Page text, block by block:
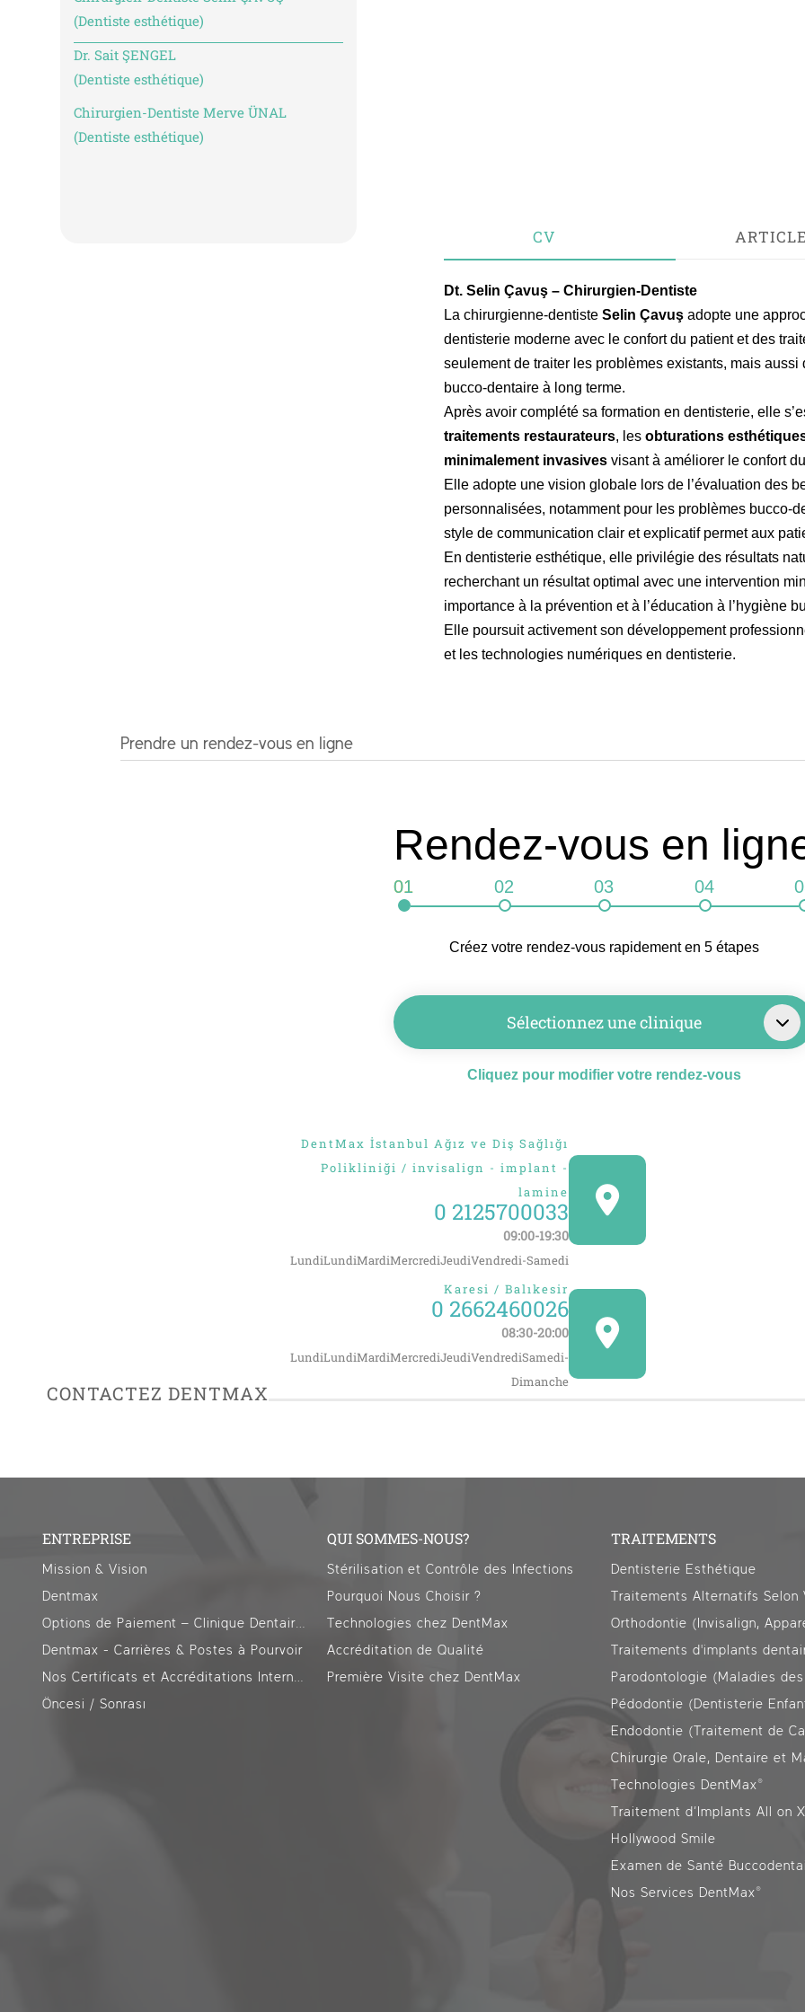
CRÉER UN RENDEZ-VOUS EN LIGNE
Voir votre
l'utilisateur
(Dentiste esthétique)
Dr. Sait ŞENGEL
(Dentiste esthétique)
Chirurgien-Dentiste Merve ÜNAL
(Dentiste esthétique)
CV
Dt. Selin Çavuş – Chirurgien-Dentiste
La chirurgienne-dentiste Selin Çavuşadopte une
dentisterie moderne avec le confort du patient et des
seulement de traiter les problèmes existants, mais
bucco-dentaire à long terme.
Après avoir complété sa formation en dentisterie, elle
traitements restaurateurs, les obturations
minimalement invasivesvisant à améliorer le confort
Elle adopte une vision globale lors de l’évaluation des
personnalisées, notamment pour les problèmes bucco-
style de communication clair et explicatif permet aux
En dentisterie esthétique, elle privilégie des résultats
recherchant un résultat optimal avec une intervention
importance à la prévention et à l’éducation à l’hygiène
Elle poursuit activement son développement
et les technologies numériques en dentisterie.
Prendre un rendez-vous en ligne
Rendez-vous en
01 02 03 04
Créez votre rendez-vous rapidement en 5 étapes
Sélectionnez une clinique
Cliquez pour modifier votre rendez-vous
CONTACTEZ DENTMAX
DentMax İstanbul Ağız ve Diş Sağlığı
Polikliniği / invisalign - implant -
lamine
0 2125700033
09:00-19:30
LundiLundiMardiMercrediJeudiVendredi-Samedi
Karesi / Balıkesir
0 2662460026
08:30-20:00
LundiLundiMardiMercrediJeudiVendrediSamedi-
Dimanche
ENTREPRISE
Mission & Vision
Dentmax
Options de Paiement – Clinique Dentaire DentMax Istanbul
Dentmax - Carrières & Postes à Pourvoir
Nos Certificats et Accréditations Internationales
Öncesi / Sonrası
QUI SOMMES-NOUS?
Stérilisation et Contrôle des Infections
Pourquoi Nous Choisir ?
Technologies chez DentMax
Accréditation de Qualité
Première Visite chez DentMax
TRAITEMENTS
Dentisterie Esthétique
Traitements d'implants
Parodontologie (Maladies
Pédodontie (Dentisterie
Endodontie (Traitement de
Technologies DentMax®
Traitement d’Implants All on
Hollywood Smile
Examen de Santé
Nos Services DentMax®